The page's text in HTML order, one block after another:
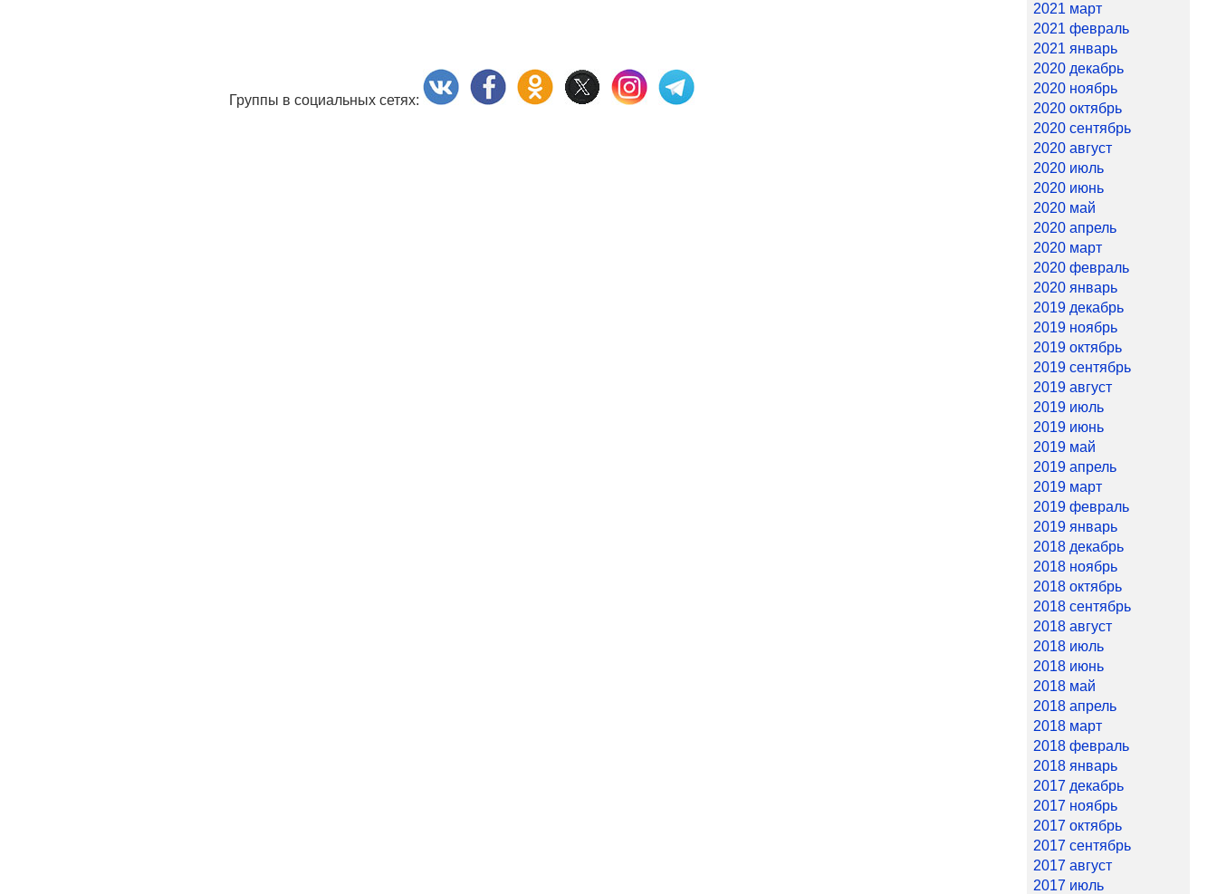
Группы в социальных сетях:
2021 март
2021 февраль
2021 январь
2020 декабрь
2020 ноябрь
2020 октябрь
2020 сентябрь
2020 август
2020 июль
2020 июнь
2020 май
2020 апрель
2020 март
2020 февраль
2020 январь
2019 декабрь
2019 ноябрь
2019 октябрь
2019 сентябрь
2019 август
2019 июль
2019 июнь
2019 май
2019 апрель
2019 март
2019 февраль
2019 январь
2018 декабрь
2018 ноябрь
2018 октябрь
2018 сентябрь
2018 август
2018 июль
2018 июнь
2018 май
2018 апрель
2018 март
2018 февраль
2018 январь
2017 декабрь
2017 ноябрь
2017 октябрь
2017 сентябрь
2017 август
2017 июль